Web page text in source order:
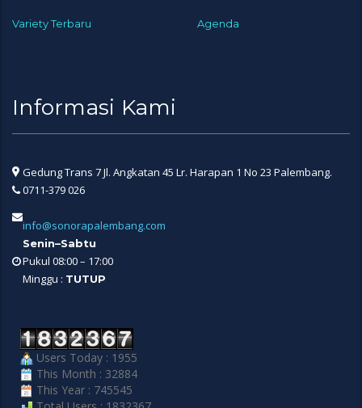
Variety Terbaru Agenda
Informasi Kami
Gedung Trans 7 Jl. Angkatan 45 Lr. Harapan 1 No 23 Palembang.
0711-379 026
info@sonorapalembang.com
Senin–Sabtu
Pukul 08:00 – 17:00
Minggu : TUTUP
Users Today : 1955
This Month : 32884
This Year : 745545